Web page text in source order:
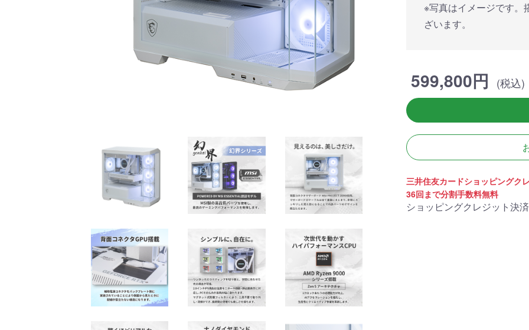
商品詳細 商品詳細 商品詳
る コストパフォーマンスに
商品詳細
※写真はイメージです。
ざいます。
599,800円 (税込)
三井住友カードショッピングク
36回まで分割手数料無料
ショッピングクレジット決